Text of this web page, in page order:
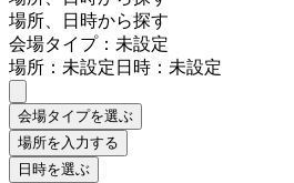
場所、日時から探す
会場タイプ：未設定
場所：未設定日時：未設定
会場タイプを選ぶ
場所を入力する
日時を選ぶ